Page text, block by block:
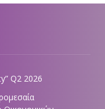
Q2 2026